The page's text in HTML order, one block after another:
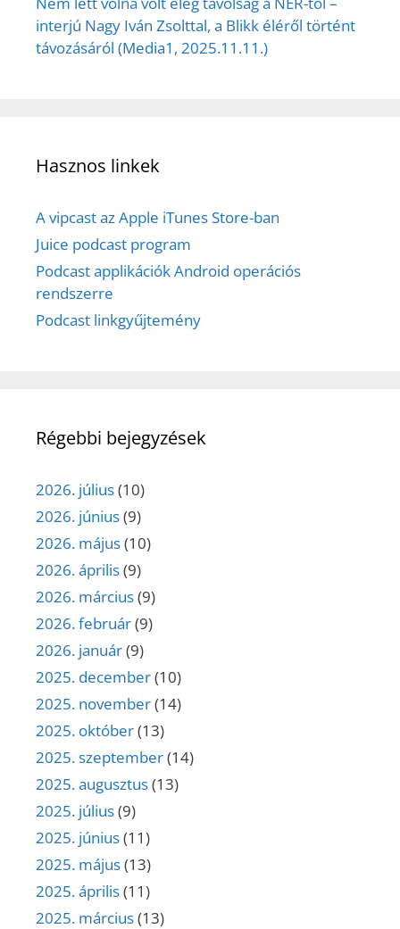
interjú Nagy Iván Zsolttal, a Blikk éléről történt
távozásáról (Media1, 2025.11.11.)
Hasznos linkek
A vipcast az Apple iTunes Store-ban
Juice podcast program
Podcast applikációk Android operációs
rendszerre
Podcast linkgyűjtemény
Régebbi bejegyzések
2026. július(10)
2026. június(9)
2026. május(10)
2026. április(9)
2026. március(9)
2026. február(9)
2026. január(9)
2025. december(10)
2025. november(14)
2025. október(13)
2025. szeptember(14)
2025. augusztus(13)
2025. július(9)
2025. június(11)
2025. május(13)
2025. április(11)
2025. március(13)